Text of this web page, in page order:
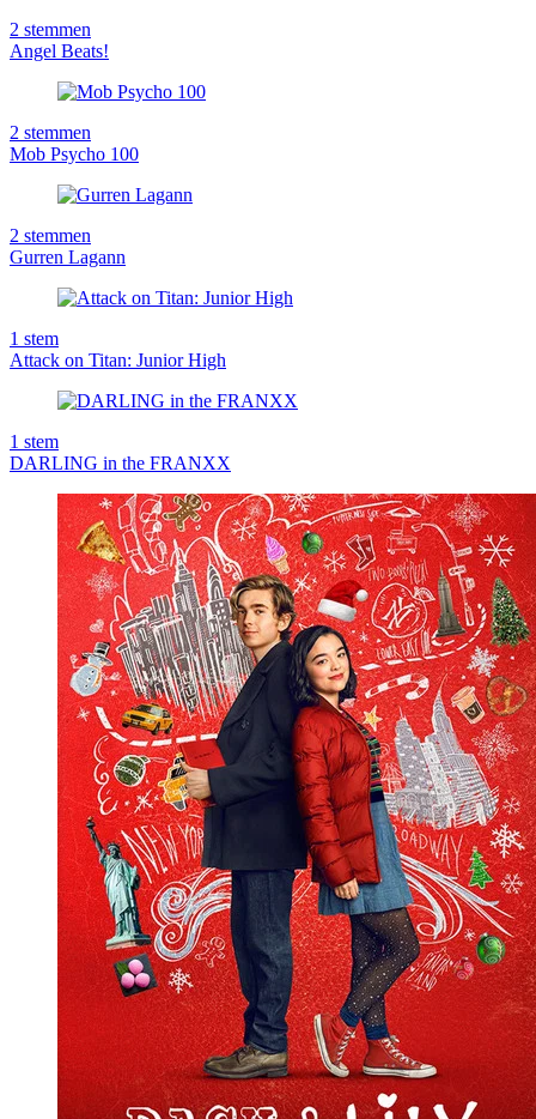
2 stemmen
Angel Beats!
2 stemmen
Mob Psycho 100
2 stemmen
Gurren Lagann
1 stem
Attack on Titan: Junior High
1 stem
DARLING in the FRANXX